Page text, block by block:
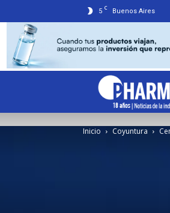
5 C Buenos Aires
Inicio Coyuntura